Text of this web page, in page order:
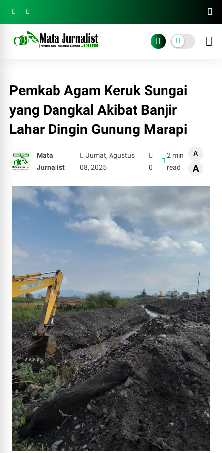
Pemkab Agam Keruk Sungai
yang Dangkal Akibat Banjir
Lahar Dingin Gunung Marapi
Mata
Jurnalist
Jumat, Agustus
08, 2025
0
2 min
read
A
A